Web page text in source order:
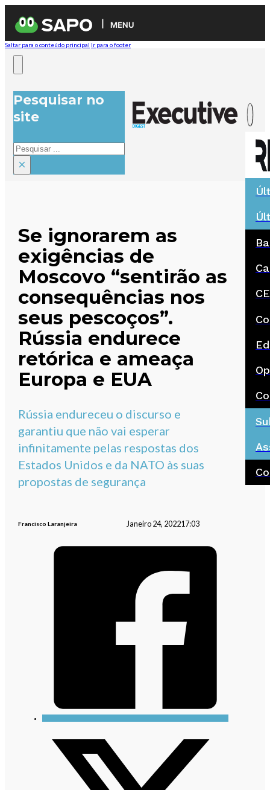
MENU
Saltar para o conteúdo principal Ir para o footer
Pesquisar no
site
Pesquisar
×
Se ignorarem as
exigências de
Moscovo “sentirão as
consequências nos
seus pescoços”.
Rússia endurece
retórica e ameaça
Europa e EUA
Rússia endureceu o discurso e
garantiu que não vai esperar
infinitamente pelas respostas dos
Estados Unidos e da NATO às suas
propostas de segurança
Francisco Laranjeira Janeiro 24, 202217:03